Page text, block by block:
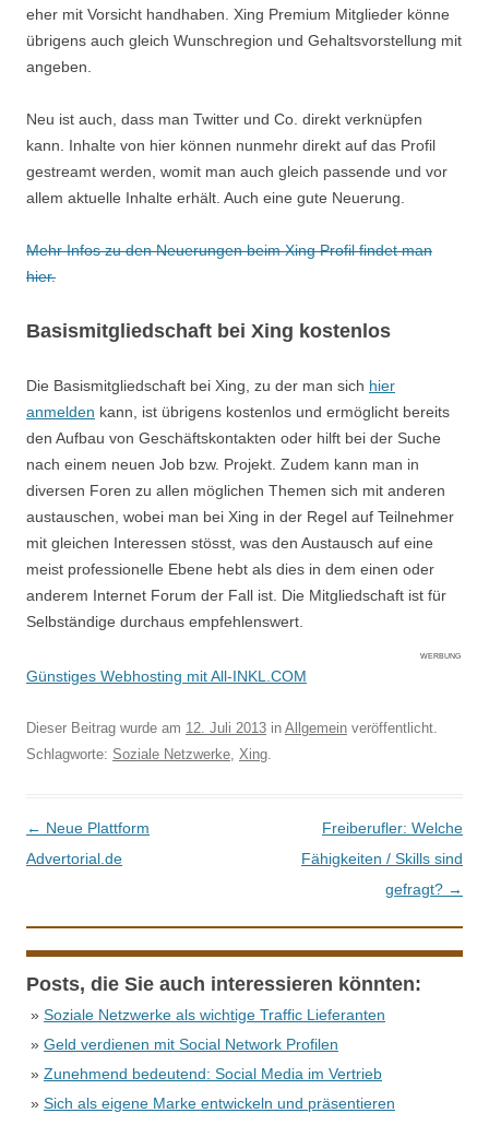
eher mit Vorsicht handhaben. Xing Premium Mitglieder könne
übrigens auch gleich Wunschregion und Gehaltsvorstellung mit
angeben.
Neu ist auch, dass man Twitter und Co. direkt verknüpfen
kann. Inhalte von hier können nunmehr direkt auf das Profil
gestreamt werden, womit man auch gleich passende und vor
allem aktuelle Inhalte erhält. Auch eine gute Neuerung.
Mehr Infos zu den Neuerungen beim Xing Profil findet man
hier.
Basismitgliedschaft bei Xing kostenlos
Die Basismitgliedschaft bei Xing, zu der man sich hier
anmelden kann, ist übrigens kostenlos und ermöglicht bereits
den Aufbau von Geschäftskontakten oder hilft bei der Suche
nach einem neuen Job bzw. Projekt. Zudem kann man in
diversen Foren zu allen möglichen Themen sich mit anderen
austauschen, wobei man bei Xing in der Regel auf Teilnehmer
mit gleichen Interessen stösst, was den Austausch auf eine
meist professionelle Ebene hebt als dies in dem einen oder
anderem Internet Forum der Fall ist. Die Mitgliedschaft ist für
Selbständige durchaus empfehlenswert.
WERBUNG
Günstiges Webhosting mit All-INKL.COM
Dieser Beitrag wurde am 12. Juli 2013 in Allgemein veröffentlicht.
Schlagworte: Soziale Netzwerke, Xing.
Beitrags-Navigation
← Neue Plattform
Advertorial.de
Freiberufler: Welche
Fähigkeiten / Skills sind
gefragt? →
Posts, die Sie auch interessieren könnten:
» Soziale Netzwerke als wichtige Traffic Lieferanten
» Geld verdienen mit Social Network Profilen
» Zunehmend bedeutend: Social Media im Vertrieb
» Sich als eigene Marke entwickeln und präsentieren